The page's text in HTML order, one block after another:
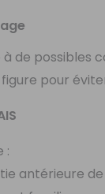
à de
pour
:
antérieure